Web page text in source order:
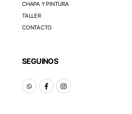
CHAPA Y PINTURA
TALLER
CONTACTO
SEGUINOS